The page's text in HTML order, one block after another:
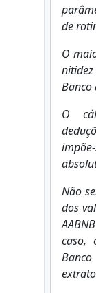
de
O
Banco
O
Não
dos
caso,